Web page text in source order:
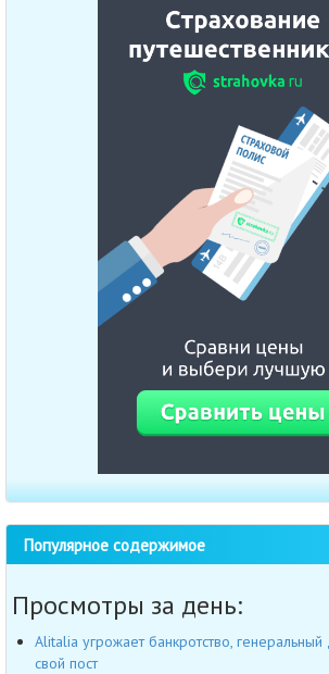
Популярное содержимое
Просмотры за день:
Alitalia угрожает банкротство,
свой пост